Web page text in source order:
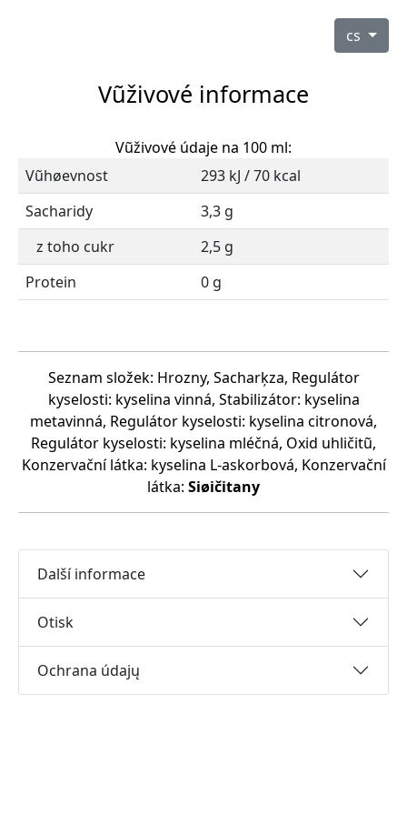
cs
Vũživové informace
Vũživové údaje na 100 ml:
Vũhøevnost
293 kJ / 70 kcal
Sacharidy
3,3 g
z toho cukr
2,5 g
Protein
0 g
Seznam složek: Hrozny, Sacharķza, Regulátor
kyselosti: kyselina vinná, Stabilizátor: kyselina
metavinná, Regulátor kyselosti: kyselina citronová,
Regulátor kyselosti: kyselina mléčná, Oxid uhličitũ,
Konzervační látka: kyselina L-askorbová, Konzervační
látka: Siøičitany
Další informace
Otisk
Ochrana údajų